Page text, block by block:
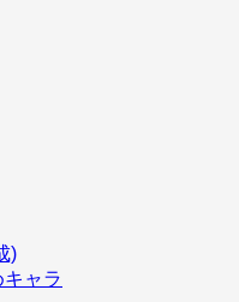
)
ャラ